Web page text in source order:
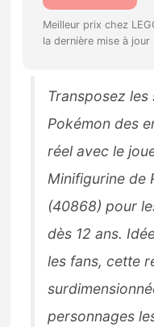
Sorties de jeux
Guides
Meilleur prix chez
la dernière mise à jour
Transposez
Pokémon des
réel avec le
Minifigurine de
(40868) pour
dès 12 ans.
les fans, cette
personnages